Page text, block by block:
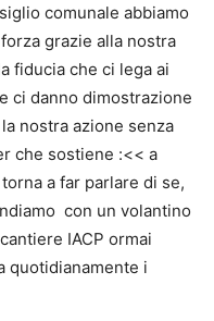
comunale abbiamo
grazie alla nostra
fiducia che ci lega ai
ci danno dimostrazione
nostra azione senza
che sostiene :<< a
a far parlare di se,
con un volantino
IACP ormai
quotidianamente i